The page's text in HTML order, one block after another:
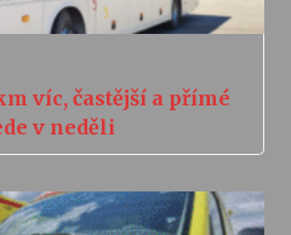
víc, častější a přímé
v neděli